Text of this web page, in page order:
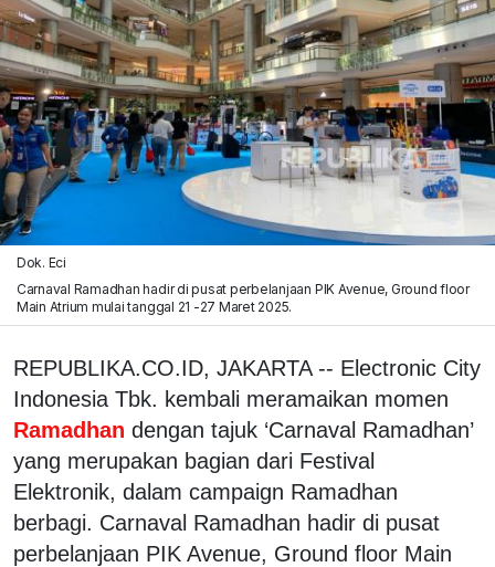
Dok. Eci
Carnaval Ramadhan hadir di pusat perbelanjaan PIK Avenue, Ground floor
Main Atrium mulai tanggal 21 -27 Maret 2025.
REPUBLIKA.CO.ID, JAKARTA -- Electronic City
Indonesia Tbk. kembali meramaikan momen
Ramadhan dengan tajuk ‘Carnaval Ramadhan’
yang merupakan bagian dari Festival
Elektronik, dalam campaign Ramadhan
berbagi. Carnaval Ramadhan hadir di pusat
perbelanjaan PIK Avenue, Ground floor Main